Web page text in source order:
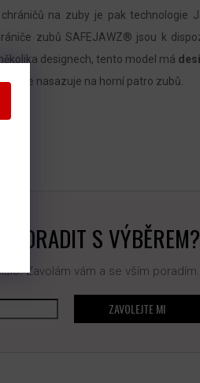
chráničů na zuby je pak technologie
zubů SAFEJAWZ® jsou k
designech, tento model má
se nasazuje na horní patro zubů.
PORADIT S VÝBĚREM?
Zavolám vám a se vším poradím.
ZAVOLEJTE MI